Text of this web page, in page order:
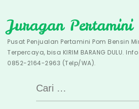
to
content
Juragan Pertamini
Pusat Penjualan Pertamini Pom Bensin
Terpercaya, bisa KIRIM BARANG DULU.
0852-2164-2963 (Telp/WA).
Cari
untuk: